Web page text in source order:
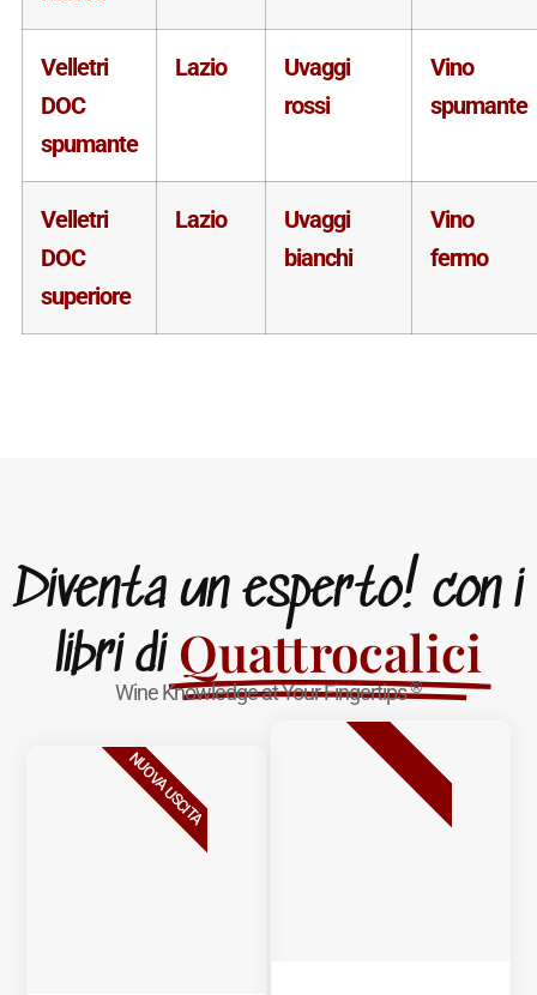
Velletri
DOC
spumante
Lazio
Uvaggi
rossi
Vino
spumante
Velletri
DOC
superiore
Lazio
Uvaggi
bianchi
Vino
fermo
Diventa un esperto! con i
libri di Quattrocalici
Wine Knowledge at Your Fingertips®
NUOVA USCITA BESTSELLER